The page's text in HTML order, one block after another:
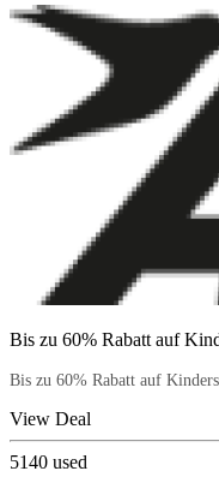
Bis zu 60% Rabatt auf
Bis zu 60% Rabatt auf
View Deal
5140 used